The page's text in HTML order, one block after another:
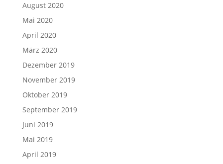
August 2020
Mai 2020
April 2020
März 2020
Dezember 2019
November 2019
Oktober 2019
September 2019
Juni 2019
Mai 2019
April 2019